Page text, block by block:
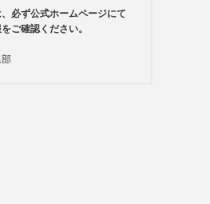
必ず公式ホームページにて
ご確認ください。
部